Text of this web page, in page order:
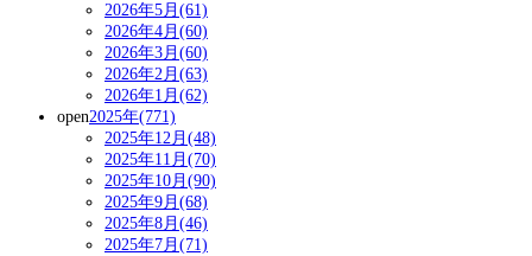
2026年5月(61)
2026年4月(60)
2026年3月(60)
2026年2月(63)
2026年1月(62)
open2025年(771)
2025年12月(48)
2025年11月(70)
2025年10月(90)
2025年9月(68)
2025年8月(46)
2025年7月(71)